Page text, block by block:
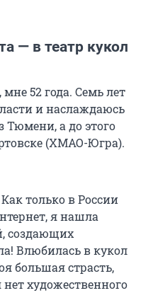
— в театр кукол
52 года. Семь лет
и наслаждаюсь
Тюмени, а до этого
(ХМАО-Югра).
Как только в России
я нашла
создающих
Влюбилась в кукол
большая страсть,
художественного